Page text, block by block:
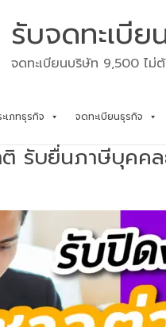
รับจดทะเบี
จดทะเบียนบริษัท 9,500 ไม่
เภทธุรกิจ จดทะเบียนธุรกิจ
รับยื่นภาษีบุคค